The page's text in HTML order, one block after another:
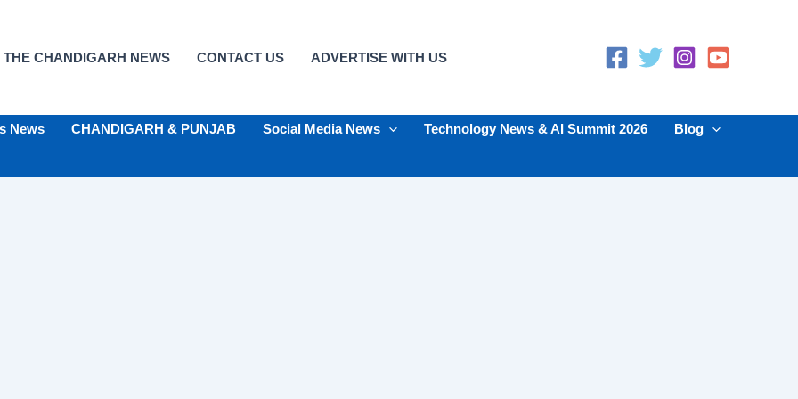
CHANDIGARH NEWS CONTACT US ADVERTISE WITH US
News CHANDIGARH & PUNJAB Social Media News Technology News & AI Summit 2026
Blog